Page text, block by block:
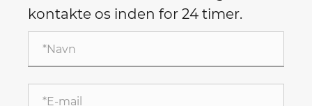
kontakte os inden for 24 timer.